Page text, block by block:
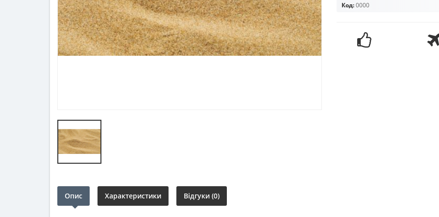
Код:0000
Опис Характеристики Відгуки (0)